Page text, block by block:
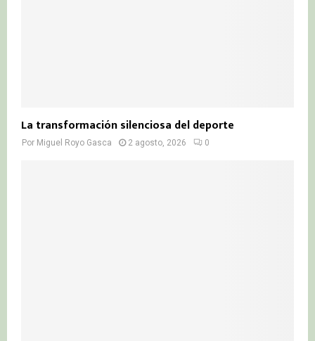
La transformación silenciosa del deporte
Por Miguel Royo Gasca 2 agosto, 2026 0